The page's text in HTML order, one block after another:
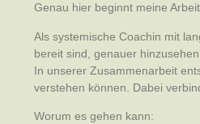
Genau hier beginnt meine
Als systemische Coachin mit
bereit sind, genauer
In unserer Zusammenarbeit
verstehen können. Dabei
Worum es gehen kann: